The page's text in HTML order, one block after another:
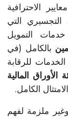
الاحترافية
التجسيري التي
خدمات التمويل
بالكامل (في
للرقابة
المالية
الكامل.
ملزمة لفهم